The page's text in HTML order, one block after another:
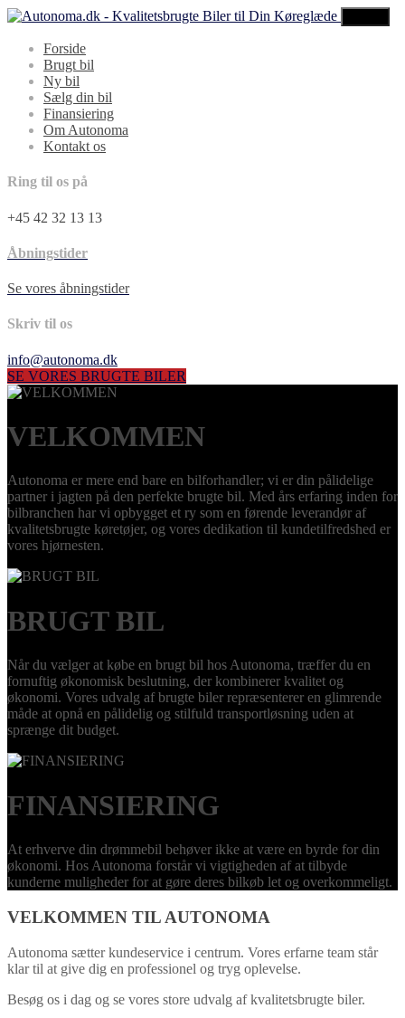
Forside
Brugt bil
Ny bil
Sælg din bil
Finansiering
Om Autonoma
Kontakt os
Ring til os på
+45 42 32 13 13
Åbningstider
Se vores åbningstider
Skriv til os
info@autonoma.dk
SE VORES BRUGTE BILER
VELKOMMEN
Autonoma er mere end bare en bilforhandler; vi er din pålidelige
partner i jagten på den perfekte brugte bil. Med års erfaring inden for
bilbranchen har vi opbygget et ry som en førende leverandør af
kvalitetsbrugte køretøjer, og vores dedikation til kundetilfredshed er
vores hjørnesten.
BRUGT BIL
Når du vælger at købe en brugt bil hos Autonoma, træffer du en
fornuftig økonomisk beslutning, der kombinerer kvalitet og
økonomi. Vores udvalg af brugte biler repræsenterer en glimrende
måde at opnå en pålidelig og stilfuld transportløsning uden at
sprænge dit budget.
FINANSIERING
At erhverve din drømmebil behøver ikke at være en byrde for din
økonomi. Hos Autonoma forstår vi vigtigheden af at tilbyde
kunderne muligheder for at gøre deres bilkøb let og overkommeligt.
VELKOMMEN TIL AUTONOMA
Autonoma sætter kundeservice i centrum. Vores erfarne team står
klar til at give dig en professionel og tryg oplevelse.
Besøg os i dag og se vores store udvalg af kvalitetsbrugte biler.